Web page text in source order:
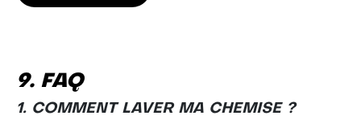
9. FAQ
1. COMMENT LAVER MA CHEMISE ?